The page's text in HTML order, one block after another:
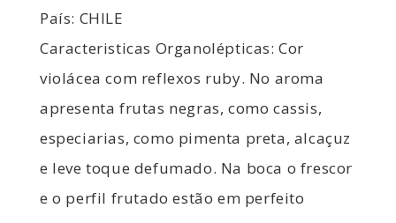
País: CHILE
Caracteristicas Organolépticas: Cor
violácea com reflexos ruby. No aroma
apresenta frutas negras, como cassis,
especiarias, como pimenta preta, alcaçuz
e leve toque defumado. Na boca o frescor
e o perfil frutado estão em perfeito